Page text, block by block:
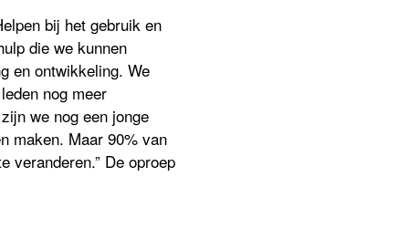
bij het gebruik en
die we kunnen
en ontwikkeling. We
nog meer
we nog een jonge
maken. Maar 90% van
veranderen.” De oproep